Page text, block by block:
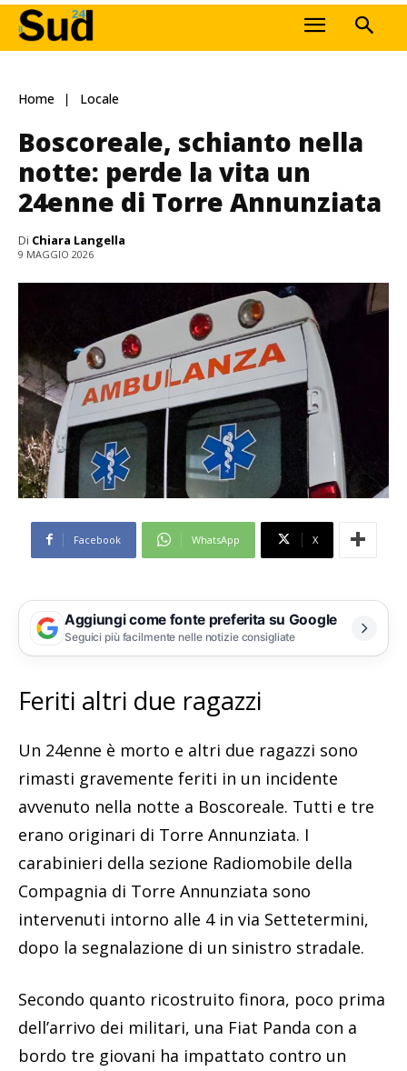
Home Locale
Boscoreale, schianto nella
notte: perde la vita un
24enne di Torre Annunziata
Di Chiara Langella
9 MAGGIO 2026
Facebook WhatsApp X
Aggiungi come fonte preferita su Google
Seguici più facilmente nelle notizie consigliate
Feriti altri due ragazzi
Un 24enne è morto e altri due ragazzi sono
rimasti gravemente feriti in un incidente
avvenuto nella notte a Boscoreale. Tutti e tre
erano originari di Torre Annunziata. I
carabinieri della sezione Radiomobile della
Compagnia di Torre Annunziata sono
intervenuti intorno alle 4 in via Settetermini,
dopo la segnalazione di un sinistro stradale.
Secondo quanto ricostruito finora, poco prima
dell’arrivo dei militari, una Fiat Panda con a
bordo tre giovani ha impattato contro un